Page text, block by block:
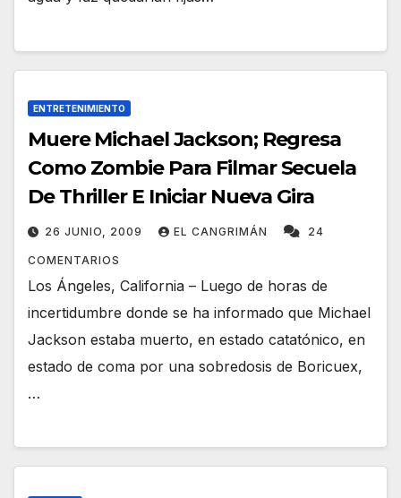
ENTRETENIMIENTO
Muere Michael Jackson; Regresa
Como Zombie Para Filmar Secuela
De Thriller E Iniciar Nueva Gira
26 JUNIO, 2009 EL CANGRIMÁN 24
COMENTARIOS
Los Ángeles, California – Luego de horas de
incertidumbre donde se ha informado que Michael
Jackson estaba muerto, en estado catatónico, en
estado de coma por una sobredosis de Boricuex,
…